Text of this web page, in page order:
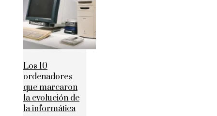
Los 10
ordenadores
que marcaron
la evolución de
la informática